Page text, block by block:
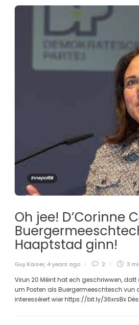
Innepolitik
Oh jee! D’Corinne
Haaptstad ginn!
Guy Kaiser, 4 years ago 2 3
Virun 20 Méint hat ech geschriwwen,
um Posten als Buergermeeschtesch vun
interesséiert wier https://bit.ly/36xrsBx